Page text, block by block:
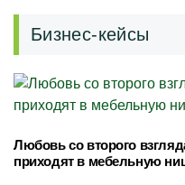
Бизнес-кейсы
Любовь со второго
приходят в мебельную